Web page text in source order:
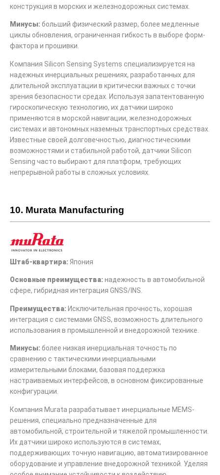
конструкция в морских и железнодорожных системах.
Минусы: больший физический размер, более медленные
циклы обновления, ограниченная гибкость в выборе форм-
фактора и прошивки.
Компания Silicon Sensing Systems специализируется на
надежных инерциальных решениях, разработанных для
длительной эксплуатации в критически важных с точки
зрения безопасности средах. Используя запатентованную
гироскопическую технологию, их датчики широко
применяются в морской навигации, железнодорожных
системах и автономных наземных транспортных средствах.
Известные своей долговечностью, диагностическими
возможностями и стабильной работой, датчики Silicon
Sensing часто выбирают для платформ, требующих
непрерывной работы в сложных условиях.
10. Murata Manufacturing
Штаб-квартира: Япония
Основные преимущества: надежность в автомобильной
сфере, гибридная интеграция GNSS/INS.
Преимущества: Исключительная прочность, хорошая
интеграция с системами GNSS, возможность длительного
использования в промышленной и внедорожной технике.
Минусы: более низкая инерциальная точность по
сравнению с тактическими инерциальными
измерительными блоками, базовая поддержка
настраиваемых интерфейсов, в основном фиксированные
конфигурации.
Компания Murata разрабатывает инерциальные MEMS-
решения, специально предназначенные для
автомобильной, строительной и тяжелой промышленности.
Их датчики широко используются в системах,
поддерживающих точную навигацию, автоматизированное
оборудование и управление внедорожной техникой. Уделяя